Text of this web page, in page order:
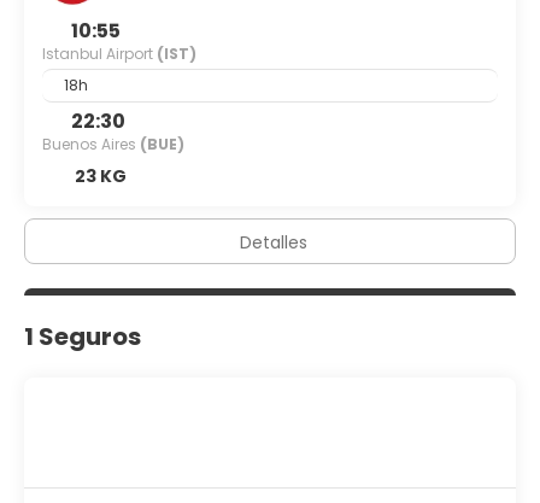
10:55
Istanbul Airport (IST)
18h
22:30
Buenos Aires (BUE)
23 KG
Detalles
1 Seguros